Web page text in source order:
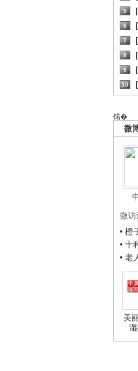
5
6
7
8
9
10
锘�
微
微访
• 橙
• 十
• 老
美